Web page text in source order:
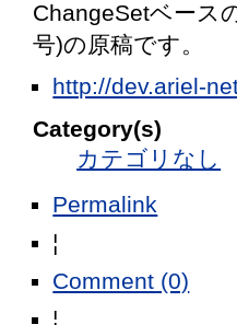
ChangeSetベース
号)の原稿です。
http://dev.ariel-
Category(s)
カテゴリなし
Permalink
¦
Comment (0)
¦